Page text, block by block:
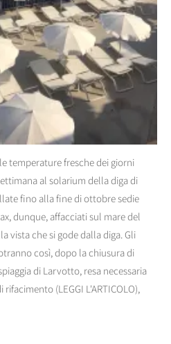
temperature fresche dei giorni
al solarium della diga di
fino alla fine di ottobre sedie
dunque, affacciati sul mare del
vista che si gode dalla diga. Gli
così, dopo la chiusura di
di Larvotto, resa necessaria
(LEGGI L'ARTICOLO),